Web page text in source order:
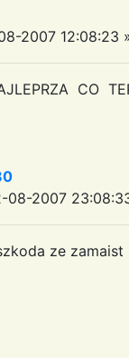
2007 12:08:23
CO
08-2007
ze